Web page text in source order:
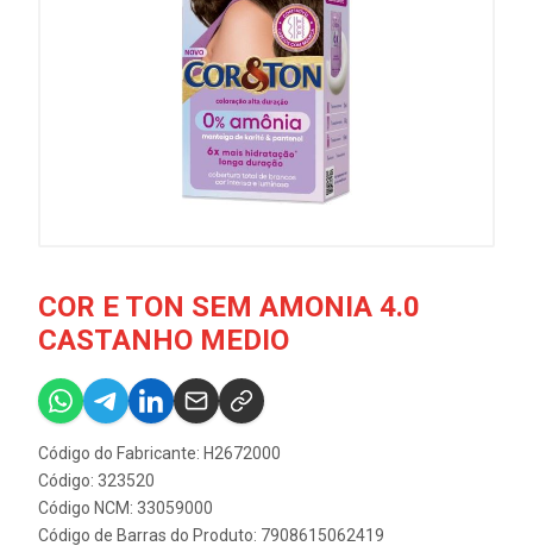
COR E TON SEM AMONIA 4.0
CASTANHO MEDIO
Código do Fabricante: H2672000
Código: 323520
Código NCM: 33059000
Código de Barras do Produto: 7908615062419